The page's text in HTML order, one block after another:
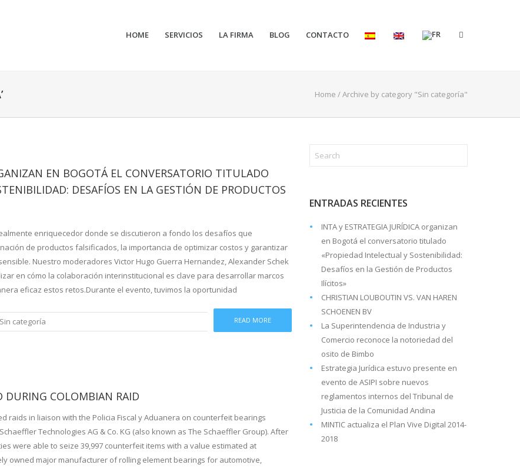
HOME SERVICIOS LA FIRMA BLOG CONTACTO
Home /Archive by category "Sin categoría"
EN BOGOTÁ EL CONVERSATORIO TITULADO
DESAFÍOS EN LA GESTIÓN DE PRODUCTOS
enriquecedor donde se discutieron a fondo los desafíos que
de productos falsificados, la importancia de optimizar costos y garantizar
Nuestro moderadores Victor Hugo Guerra Hernandez, Alexander Schek
en cómo la colaboración interinstitucional es clave para desarrollar marcos
eficaz estos retos.Durante el evento, tuvimos la oportunidad
READ MORE
Sin categoría
DURING COLOMBIAN RAID
raids in liaison with the Policia Fiscal y Aduanera on counterfeit bearings
Technologies AG & Co. KG (also known as The Schaeffler Group). After
were able to seize 39,997 counterfeit items with a value estimated at
owned major manufacturer of rolling element bearings for automotive,
ENTRADAS RECIENTES
INTA y ESTRATEGIA JURÍDICA organizan
en Bogotá el conversatorio titulado
«Propiedad Intelectual y Sostenibilidad:
Desafíos en la Gestión de Productos
Ilícitos»
CHRISTIAN LOUBOUTIN VS. VAN HAREN
SCHOENEN BV
La Superintendencia de Industria y
Comercio reconoce la notoriedad del
osito de Bimbo
Estrategia Jurídica estuvo presente en
evento de ASIPI sobre nuevos
reglamentos internos del Tribunal de
Justicia de la Comunidad Andina
MINTIC actualiza el Plan Vive Digital 2014-
2018